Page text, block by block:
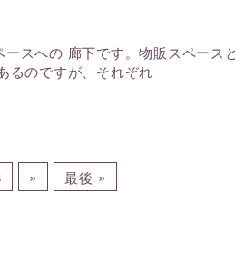
スへの 廊下です。物販スペース
るのですが、それぞれ
» 最後 »